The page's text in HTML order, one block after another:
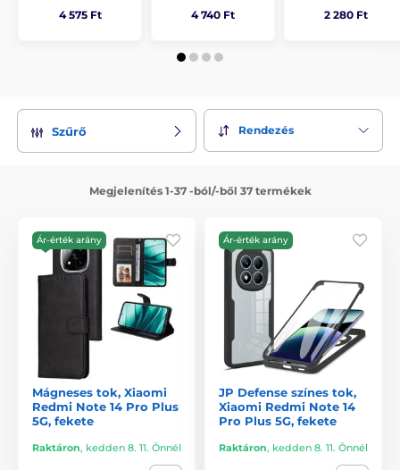
4 575 Ft
4 740 Ft
2 280 Ft
Szűrő Rendezés
Megjelenítés 1-37 -ból/-ből 37 termékek
Ár-érték arány
Mágneses tok, Xiaomi
Redmi Note 14 Pro Plus
5G, fekete
Raktáron, kedden 8. 11. Önnél
Ár-érték arány
JP Defense színes tok,
Xiaomi Redmi Note 14
Pro Plus 5G, fekete
Raktáron, kedden 8. 11. Önnél